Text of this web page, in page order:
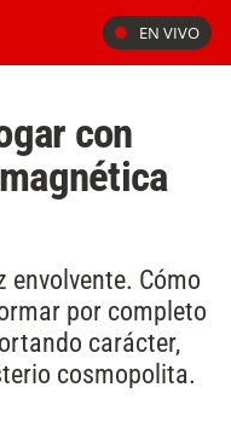
EN VIVO
con
envolvente. Cómo
por completo
carácter,
cosmopolita.